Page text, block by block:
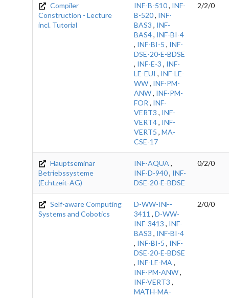
Compiler
Construction - Lecture
incl. Tutorial
INF-B-510, INF-
B-520, INF-
BAS3 , INF-
BAS4, INF-BI-4
, INF-BI-5 , INF-
DSE-20-E-BDSE
, INF-E-3 , INF-
LE-EUI , INF-LE-
WW, INF-PM-
ANW, INF-PM-
FOR , INF-
VERT3 , INF-
VERT4, INF-
VERT5 , MA-
CSE-17
2/2/0
Hauptseminar
Betriebssysteme
(Echtzeit-AG)
INF-AQUA ,
INF-D-940, INF-
DSE-20-E-BDSE
0/2/0
Self-aware Computing
Systems and Cobotics
D-WW-INF-
3411 , D-WW-
INF-3413 , INF-
BAS3 , INF-BI-4
, INF-BI-5 , INF-
DSE-20-E-BDSE
, INF-LE-MA ,
INF-PM-ANW,
INF-VERT3 ,
MATH-MA-
2/0/0